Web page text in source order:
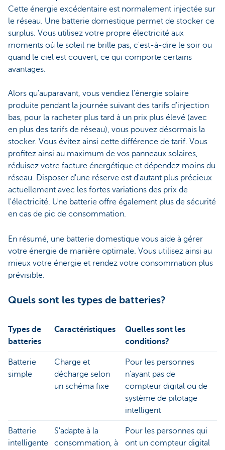
Cette énergie excédentaire est normalement injectée sur
le réseau. Une batterie domestique permet de stocker ce
surplus. Vous utilisez votre propre électricité aux
moments où le soleil ne brille pas, c'est-à-dire le soir ou
quand le ciel est couvert, ce qui comporte certains
avantages.
Alors qu'auparavant, vous vendiez l'énergie solaire
produite pendant la journée suivant des tarifs d'injection
bas, pour la racheter plus tard à un prix plus élevé (avec
en plus des tarifs de réseau), vous pouvez désormais la
stocker. Vous évitez ainsi cette différence de tarif. Vous
profitez ainsi au maximum de vos panneaux solaires,
réduisez votre facture énergétique et dépendez moins du
réseau. Disposer d'une réserve est d'autant plus précieux
actuellement avec les fortes variations des prix de
l'électricité. Une batterie offre également plus de sécurité
en cas de pic de consommation.
En résumé, une batterie domestique vous aide à gérer
votre énergie de manière optimale. Vous utilisez ainsi au
mieux votre énergie et rendez votre consommation plus
prévisible.
Quels sont les types de batteries?
Types de
batteries
Caractéristiques
Quelles sont les
conditions?
Batterie
simple
Charge et
décharge selon
un schéma fixe
Pour les personnes
n'ayant pas de
compteur digital ou de
système de pilotage
intelligent
Batterie
intelligente
S'adapte à la
consommation, à
Pour les personnes qui
ont un compteur digital